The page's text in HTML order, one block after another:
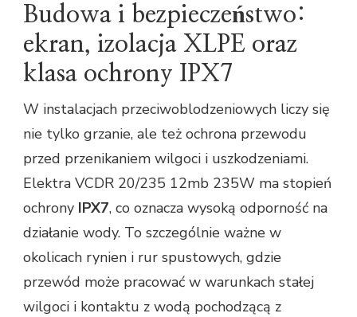
Budowa i bezpieczeństwo:
ekran, izolacja XLPE oraz
klasa ochrony IPX7
W instalacjach przeciwoblodzeniowych liczy się
nie tylko grzanie, ale też ochrona przewodu
przed przenikaniem wilgoci i uszkodzeniami.
Elektra VCDR 20/235 12mb 235W ma stopień
ochrony IPX7, co oznacza wysoką odporność na
działanie wody. To szczególnie ważne w
okolicach rynien i rur spustowych, gdzie
przewód może pracować w warunkach stałej
wilgoci i kontaktu z wodą pochodzącą z